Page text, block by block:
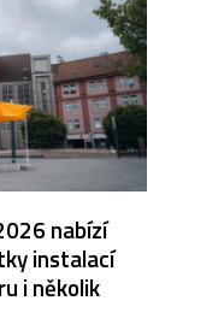
nabízí
instalací
i několik